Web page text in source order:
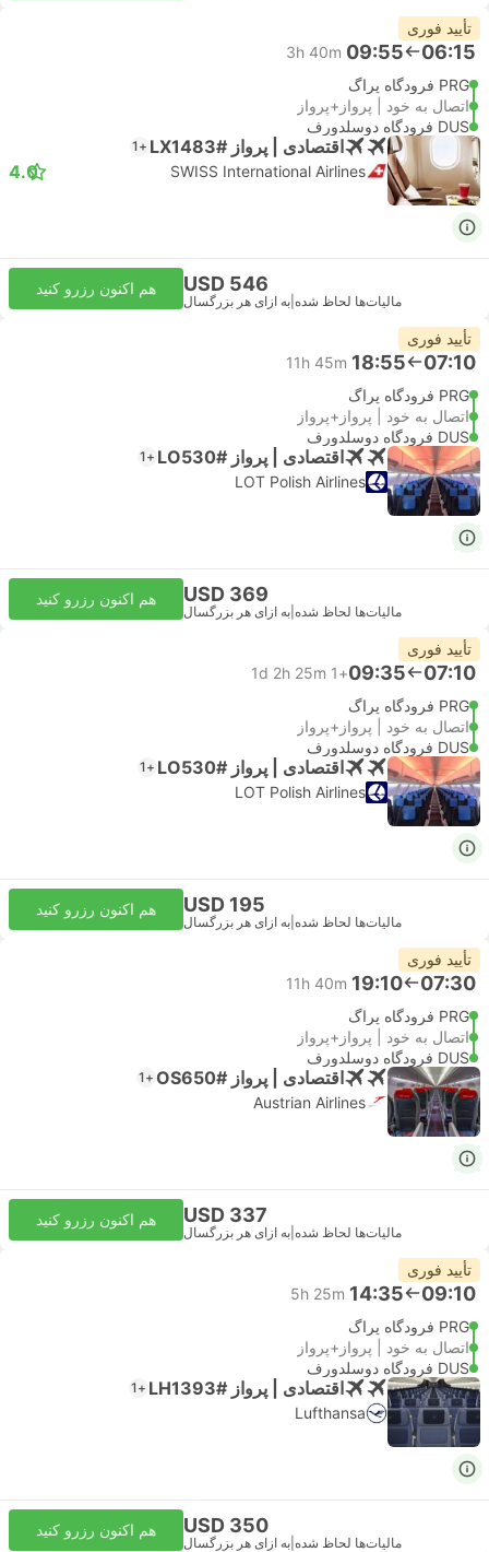
تأیید فوری
06:15
09:55
3h 40m
PRG فرودگاه پراگ
اتصال به خود | پرواز+پرواز
DUS فرودگاه دوسلدورف
اقتصادی | پرواز #LX1483 +1
SWISS International Airlines
4.0
USD 546
مالیات‌ها لحاظ شده به ازای هر بزرگسال
هم اکنون رزرو کنید
تأیید فوری
07:10
18:55
11h 45m
PRG فرودگاه پراگ
اتصال به خود | پرواز+پرواز
DUS فرودگاه دوسلدورف
اقتصادی | پرواز #LO530 +1
LOT Polish Airlines
USD 369
مالیات‌ها لحاظ شده به ازای هر بزرگسال
هم اکنون رزرو کنید
تأیید فوری
07:10
09:35
+1
1d 2h 25m
PRG فرودگاه پراگ
اتصال به خود | پرواز+پرواز
DUS فرودگاه دوسلدورف
اقتصادی | پرواز #LO530 +1
LOT Polish Airlines
USD 195
مالیات‌ها لحاظ شده به ازای هر بزرگسال
هم اکنون رزرو کنید
تأیید فوری
07:30
19:10
11h 40m
PRG فرودگاه پراگ
اتصال به خود | پرواز+پرواز
DUS فرودگاه دوسلدورف
اقتصادی | پرواز #OS650 +1
Austrian Airlines
USD 337
مالیات‌ها لحاظ شده به ازای هر بزرگسال
هم اکنون رزرو کنید
تأیید فوری
09:10
14:35
5h 25m
PRG فرودگاه پراگ
اتصال به خود | پرواز+پرواز
DUS فرودگاه دوسلدورف
اقتصادی | پرواز #LH1393 +1
Lufthansa
USD 350
مالیات‌ها لحاظ شده به ازای هر بزرگسال
هم اکنون رزرو کنید